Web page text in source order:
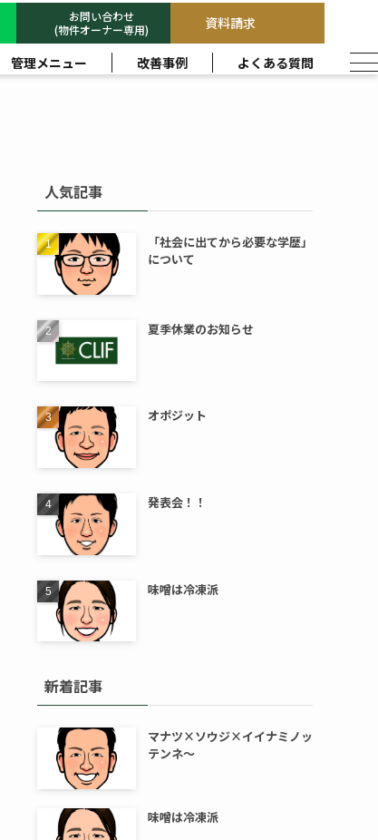
お問い合わせ
(物件オーナー専用)
資料請求
管理メニュー 改善事例 よくある質問
人気記事
「社会に出てから必要な学歴」
について
夏季休業のお知らせ
オポジット
発表会！！
味噌は冷凍派
新着記事
マナツ×ソウジ×イイナミノッ
テンネ～
味噌は冷凍派